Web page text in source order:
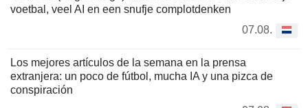
voetbal, veel AI en een snufje complotdenken
07.08.
Los mejores artículos de la semana en la prensa
extranjera: un poco de fútbol, mucha IA y una pizca de
conspiración